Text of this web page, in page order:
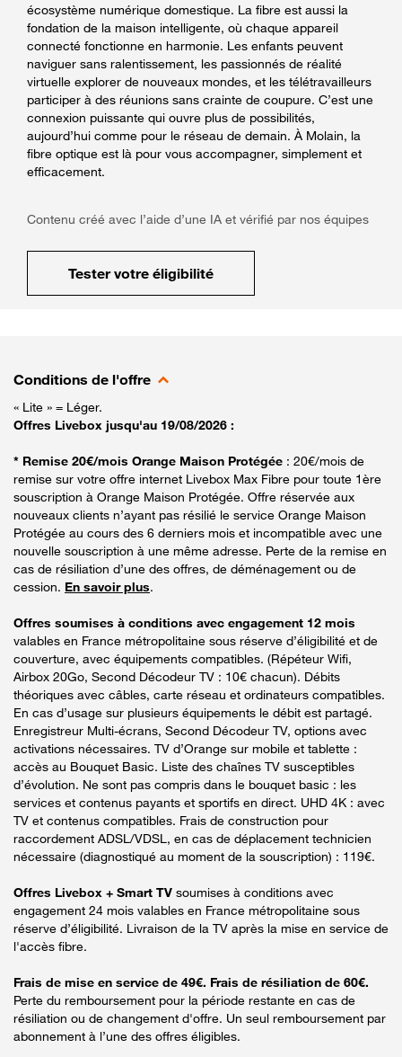
écosystème numérique domestique. La fibre est aussi la
fondation de la maison intelligente, où chaque appareil
connecté fonctionne en harmonie. Les enfants peuvent
naviguer sans ralentissement, les passionnés de réalité
virtuelle explorer de nouveaux mondes, et les télétravailleurs
participer à des réunions sans crainte de coupure. C’est une
connexion puissante qui ouvre plus de possibilités,
aujourd’hui comme pour le réseau de demain. À Molain, la
fibre optique est là pour vous accompagner, simplement et
efficacement.
Contenu créé avec l’aide d’une IA et vérifié par nos équipes
Tester votre éligibilité
Conditions de l'offre
« Lite » = Léger.
Offres Livebox jusqu'au 19/08/2026 :
* Remise 20€/mois Orange Maison Protégée : 20€/mois de
remise sur votre offre internet Livebox Max Fibre pour toute 1ère
souscription à Orange Maison Protégée. Offre réservée aux
nouveaux clients n’ayant pas résilié le service Orange Maison
Protégée au cours des 6 derniers mois et incompatible avec une
nouvelle souscription à une même adresse. Perte de la remise en
cas de résiliation d’une des offres, de déménagement ou de
cession. En savoir plus.
Offres soumises à conditions avec engagement 12 mois
valables en France métropolitaine sous réserve d’éligibilité et de
couverture, avec équipements compatibles. (Répéteur Wifi,
Airbox 20Go, Second Décodeur TV : 10€ chacun). Débits
théoriques avec câbles, carte réseau et ordinateurs compatibles.
En cas d’usage sur plusieurs équipements le débit est partagé.
Enregistreur Multi-écrans, Second Décodeur TV, options avec
activations nécessaires. TV d’Orange sur mobile et tablette :
accès au Bouquet Basic. Liste des chaînes TV susceptibles
d’évolution. Ne sont pas compris dans le bouquet basic : les
services et contenus payants et sportifs en direct. UHD 4K : avec
TV et contenus compatibles. Frais de construction pour
raccordement ADSL/VDSL, en cas de déplacement technicien
nécessaire (diagnostiqué au moment de la souscription) : 119€.
Offres Livebox + Smart TV soumises à conditions avec
engagement 24 mois valables en France métropolitaine sous
réserve d’éligibilité. Livraison de la TV après la mise en service de
l'accès fibre.
Frais de mise en service de 49€. Frais de résiliation de 60€.
Perte du remboursement pour la période restante en cas de
résiliation ou de changement d'offre. Un seul remboursement par
abonnement à l’une des offres éligibles.